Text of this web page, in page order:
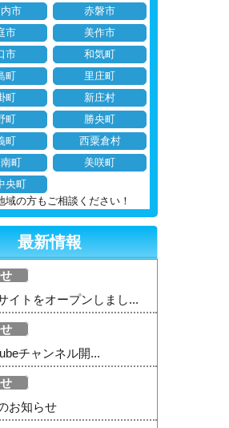
市
赤磐市
市
美作市
市
和気町
町
里庄町
町
新庄村
町
勝央町
町
西粟倉村
町
美咲町
央町
域の方もご相談ください！
最新情報
イトをオープンしまし...
チャンネル開...
お知らせ